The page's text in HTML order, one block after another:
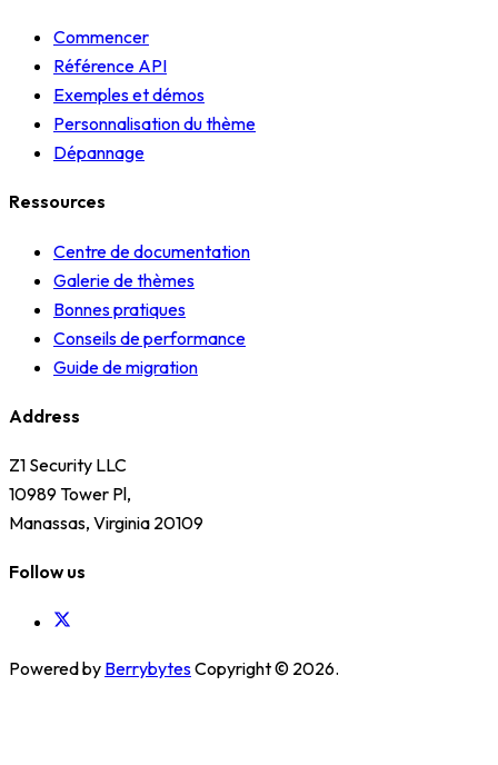
Commencer
Référence API
Exemples et démos
Personnalisation du thème
Dépannage
Ressources
Centre de documentation
Galerie de thèmes
Bonnes pratiques
Conseils de performance
Guide de migration
Address
Z1 Security LLC
10989 Tower Pl,
Manassas, Virginia 20109
Follow us
Powered by BerrybytesCopyright © 2026.